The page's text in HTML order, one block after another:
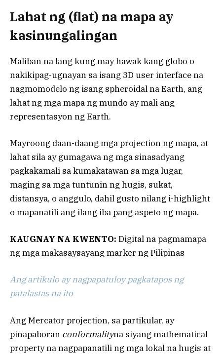
Lahat ng (flat) na mapa ay
kasinungalingan
Maliban na lang kung may hawak kang globo o
nakikipag-ugnayan sa isang 3D user interface na
nagmomodelo ng isang spheroidal na Earth, ang
lahat ng mga mapa ng mundo ay mali ang
representasyon ng Earth.
Mayroong daan-daang mga projection ng mapa, at
lahat sila ay gumagawa ng mga sinasadyang
pagkakamali sa kumakatawan sa mga lugar,
maging sa mga tuntunin ng hugis, sukat,
distansya, o anggulo, dahil gusto nilang i-highlight
o mapanatili ang ilang iba pang aspeto ng mapa.
KAUGNAY NA KWENTO: Digital na pagmamapa
ng mga makasaysayang marker ng Pilipinas
Ang artikulo ay nagpapatuloy pagkatapos ng
patalastas na ito
Ang Mercator projection, sa partikular, ay
pinapaboran conformalityna siyang mathematical
property na nagpapanatili ng mga lokal na hugis at